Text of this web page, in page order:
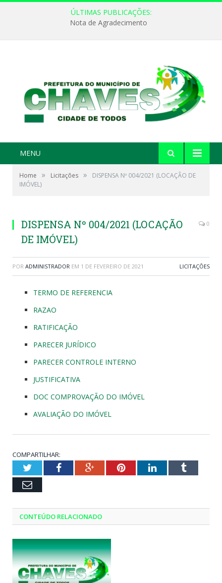
ÚLTIMAS PUBLICAÇÕES:
Nota de Agradecimento
MENU
Home » Licitações »
DISPENSA Nº 004/2021 (LOCAÇÃO DE
IMÓVEL)
DISPENSA Nº 004/2021 (LOCAÇÃO
DE IMÓVEL)
0
POR ADMINISTRADOR EM 1 DE FEVEREIRO DE 2021 LICITAÇÕES
TERMO DE REFERENCIA
RAZAO
RATIFICAÇÃO
PARECER JURÍDICO
PARECER CONTROLE INTERNO
JUSTIFICATIVA
DOC COMPROVAÇÃO DO IMÓVEL
AVALIAÇÃO DO IMÓVEL
COMPARTILHAR:
TwitterFacebookGoogle+PinterestLinkedInTumblr
Email
CONTEÚDO RELACIONADO